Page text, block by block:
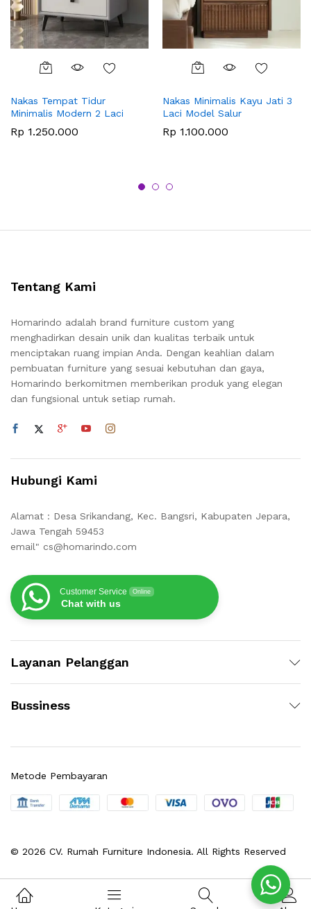
Nakas Tempat Tidur
Minimalis Modern 2 Laci
Rp 1.250.000
Nakas Minimalis Kayu Jati 3
Laci Model Salur
Rp 1.100.000
Tentang Kami
Homarindo adalah brand furniture custom yang
menghadirkan desain unik dan kualitas terbaik untuk
menciptakan ruang impian Anda. Dengan keahlian dalam
pembuatan furniture yang sesuai kebutuhan dan gaya,
Homarindo berkomitmen memberikan produk yang elegan
dan fungsional untuk setiap rumah.
Hubungi Kami
Alamat : Desa Srikandang, Kec. Bangsri, Kabupaten Jepara,
Jawa Tengah 59453
email" cs@homarindo.com
Customer Service Online
Chat with us
Layanan Pelanggan
Bussiness
© 2026 CV. Rumah Furniture Indonesia. All Rights Reserved
Metode Pembayaran